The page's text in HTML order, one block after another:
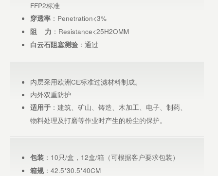
FFP2标准
穿透率 ：Penetration<3%
阻 力 ：Resistance<25H2OMM
白云石阻塞测验 ：通过
内层采用欧洲CE标准过滤材料制成。
内外双重防护
适用于 ：建筑、矿山、铸造、木加工、电子、制药、
物料处理及打磨等作业时产生的粉尘的保护。
包装 ：10只/盒，12盒/箱（可根据客户要求包装）
箱规：42.5*30.5*40CM